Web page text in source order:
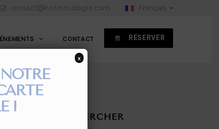
contact@hotelzoologie.com Français
CONTACT RÉSERVER
RECHERCHER
!
x